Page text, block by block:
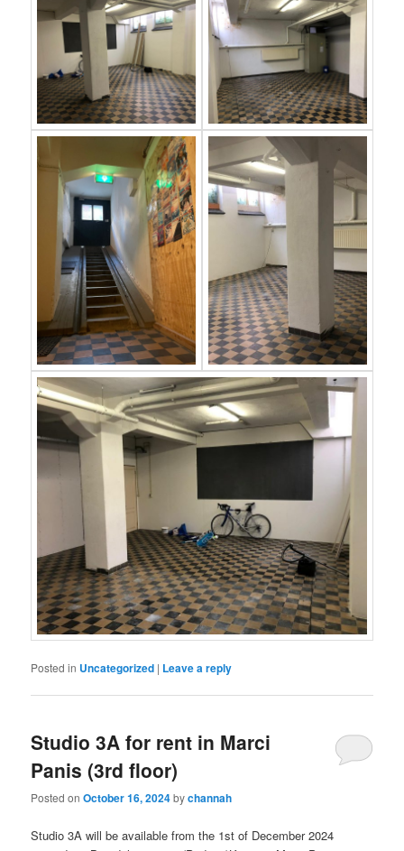
Posted in Uncategorized | Leave a reply
Studio 3A for rent in Marci
Panis (3rd floor)
Posted onOctober 16, 2024bychannah
Studio 3A will be available from the 1st of December 2024